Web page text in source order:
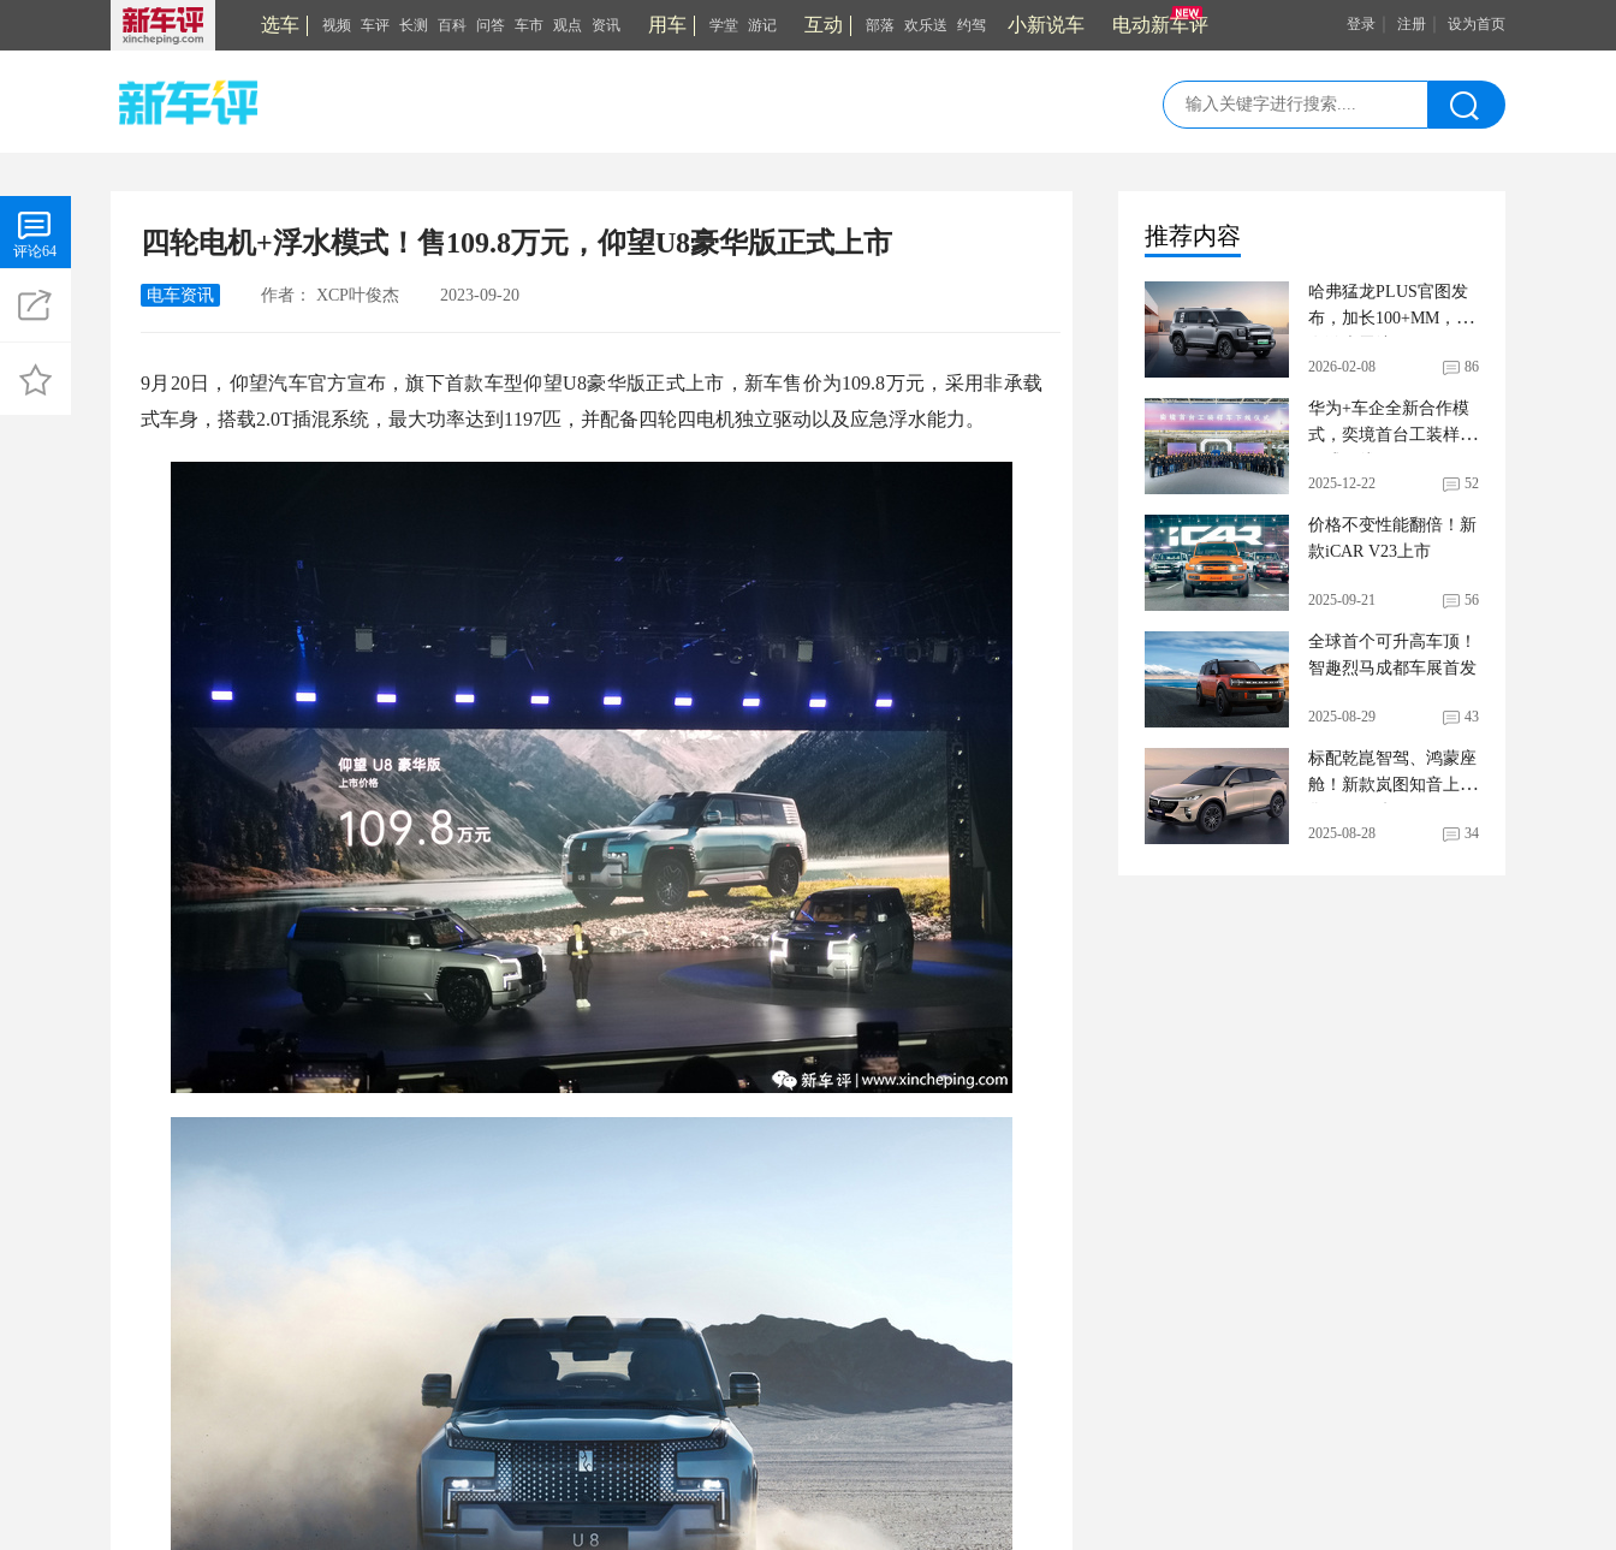
选车 视频 车评 长测 百科 问答 车市 观点 资讯 用车 学堂 游记 互动 部落 欢乐送 约驾 小新说车 电动新车评 登录 注册 设为首页
四轮电机+浮水模式！售109.8万元，仰望U8豪华版正式上市
电车资讯 作者： XCP叶俊杰 2023-09-20
9月20日，仰望汽车官方宣布，旗下首款车型仰望U8豪华版正式上市，新车售价为109.8万元，采用非承载
式车身，搭载2.0T插混系统，最大功率达到1197匹，并配备四轮四电机独立驱动以及应急浮水能力。
推荐内容
哈弗猛龙PLUS官图发
布，加长100+MM，还
2026-02-08 86
华为+车企全新合作模
式，奕境首台工装样车
2025-12-22 52
价格不变性能翻倍！新
款iCAR V23上市
2025-09-21 56
全球首个可升高车顶！
智趣烈马成都车展首发
2025-08-29 43
标配乾崑智驾、鸿蒙座
舱！新款岚图知音上市
2025-08-28 34
评论64